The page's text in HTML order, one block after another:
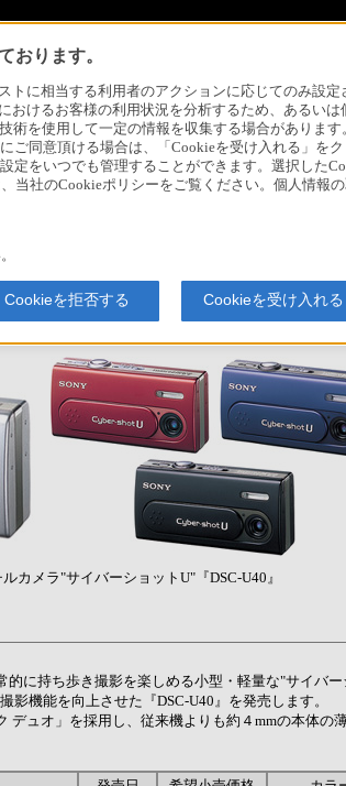
プレス
2003
続動画撮影など撮影機能が向上した
バーショットＵ" 発売
カメラ"サイバーショットU"『DSC-U40』
的に持ち歩き撮影を楽しめる小型・軽量な"サイバー
影機能を向上させた『DSC-U40』を発売します。
デュオ」を採用し、従来機よりも約４mmの本体の
おります。
に相当する利用者のアクションに応じてのみ設
けるお客様の利用状況を分析するため、あるい
を使用して一定の情報を収集する場合がありま
ご同意頂ける場合は、「Cookieを受け入れる」を
定をいつでも管理することができます。選択した
当社のCookieポリシーをご覧ください。個人情報
Cookieを拒否する Cookieを受け入れる